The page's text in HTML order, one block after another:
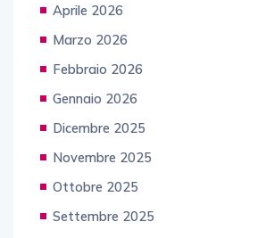
Aprile 2026
Marzo 2026
Febbraio 2026
Gennaio 2026
Dicembre 2025
Novembre 2025
Ottobre 2025
Settembre 2025